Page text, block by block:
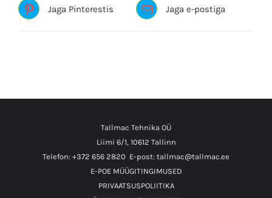
Jaga Pinterestis Jaga e-postiga
Tallmac Tehnika OÜ
Liimi 6/1, 10612 Tallinn
Telefon: +372 656 2820 E-post: tallmac@tallmac.ee
E-POE MÜÜGITINGIMUSED
PRIVAATSUSPOLIITIKA